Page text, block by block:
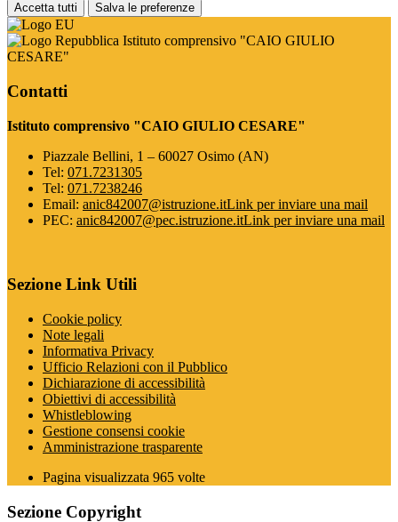
Accetta tutti Salva le preferenze
Istituto comprensivo "CAIO GIULIO
CESARE"
Contatti
Istituto comprensivo "CAIO GIULIO CESARE"
Piazzale Bellini, 1 – 60027 Osimo (AN)
Tel: 071.7231305
Tel: 071.7238246
Email: anic842007@istruzione.itLink per inviare una mail
PEC: anic842007@pec.istruzione.itLink per inviare una mail
Sezione Link Utili
Cookie policy
Note legali
Informativa Privacy
Ufficio Relazioni con il Pubblico
Dichiarazione di accessibilità
Obiettivi di accessibilità
Whistleblowing
Gestione consensi cookie
Amministrazione trasparente
Pagina visualizzata 965 volte
Sezione Copyright